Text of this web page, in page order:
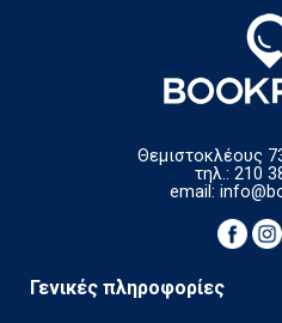
Θεμιστοκλέους
τηλ.: 210
email:
Γενικές πληροφορίες